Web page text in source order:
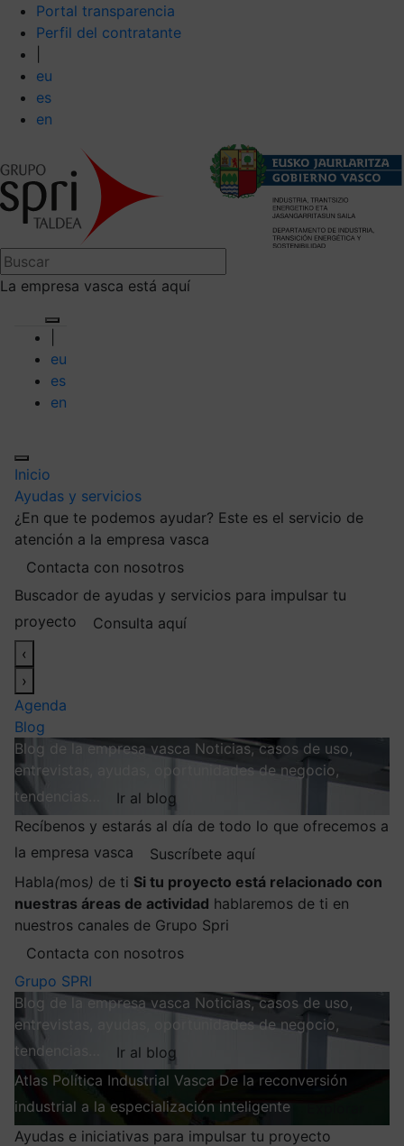
Portal transparencia
Perfil del contratante
eu
es
en
La empresa vasca está aquí
eu
es
en
Inicio
Ayudas y servicios
¿En que te podemos ayudar? Este es el servicio de
atención a la empresa vasca
Contacta con nosotros
Buscador de ayudas y servicios para impulsar tu
proyecto
Consulta aquí
‹
›
Agenda
Blog
Blog de la empresa vasca Noticias, casos de uso,
entrevistas, ayudas, oportunidades de negocio,
tendencias…
Ir al blog
Recíbenos y estarás al día de todo lo que ofrecemos a
la empresa vasca
Suscríbete aquí
Habla(mos) de ti Si tu proyecto está relacionado con
nuestras áreas de actividad hablaremos de ti en
nuestros canales de Grupo Spri
Contacta con nosotros
Grupo SPRI
Blog de la empresa vasca Noticias, casos de uso,
entrevistas, ayudas, oportunidades de negocio,
tendencias…
Ir al blog
Atlas Política Industrial Vasca De la reconversión
industrial a la especialización inteligente
Ayudas e iniciativas para impulsar tu proyecto